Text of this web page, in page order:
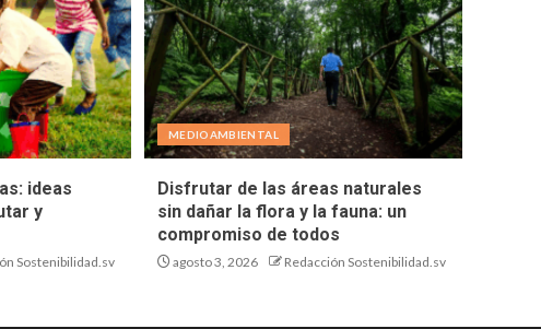
ideas
y
Sostenibilidad.sv
MEDIOAMBIENTAL
Disfrutar de las áreas naturales
sin dañar la flora y la fauna: un
compromiso de todos
agosto 3, 2026 Redacción Sostenibilidad.sv